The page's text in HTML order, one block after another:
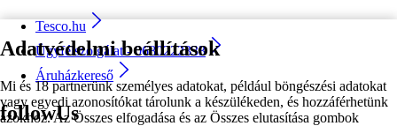
Adatvédelmi beállítások
Mi és 18 partnerünk személyes adatokat, például böngészési adatokat
vagy egyedi azonosítókat tárolunk a készülékeden, és hozzáférhetünk
azokhoz. Az Összes elfogadása és az Összes elutasítása gombok
Tesco.hu
Ügyfélszolgálat - 0680222333
Áruházkereső
followUs